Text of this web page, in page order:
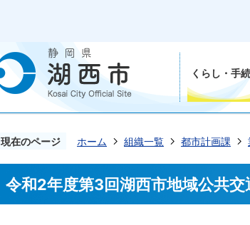
くらし・手
現在のページ ホーム 組織一覧 都市計画課
令和2年度第3回湖西市地域公共交